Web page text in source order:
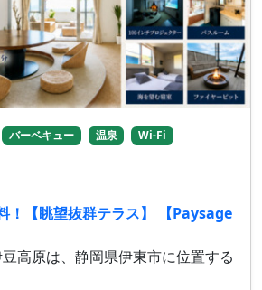
バーベキュー 温泉
Wi-Fi
！【眺望抜群テラス】 【Paysage
高原は、静岡県伊東市に位置する